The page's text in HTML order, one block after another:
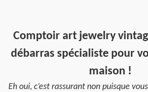
Comptoir art jewelry
débarras spécialiste pour
maison !
Eh oui, c’est rassurant non puisque